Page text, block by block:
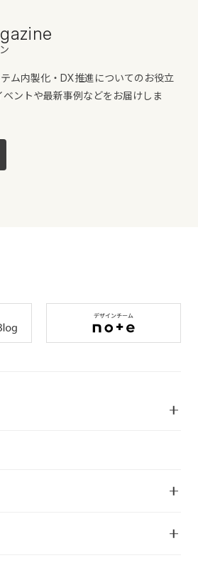
ム内製化・DX推進についてのお役立
ントや最新事例などをお届けしま
デザイン
構築支援
もの